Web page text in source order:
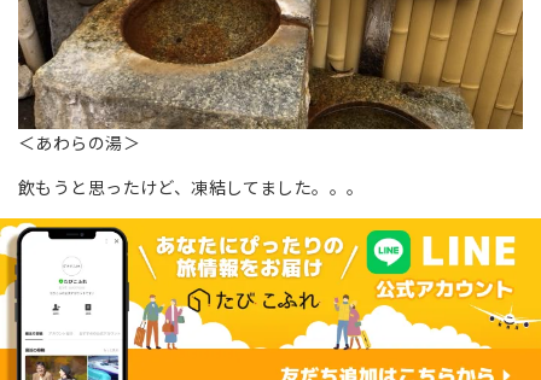
＜あわらの湯＞
飲もうと思ったけど、凍結してました。。。